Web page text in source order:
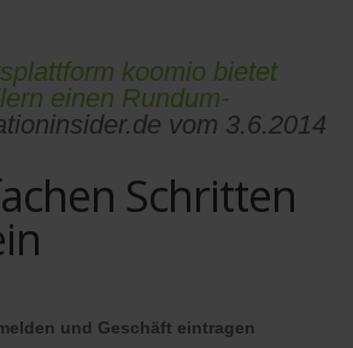
koomio bietet
einen Rundum-
vom 3.6.2014
Schritten
und Geschäft eintragen